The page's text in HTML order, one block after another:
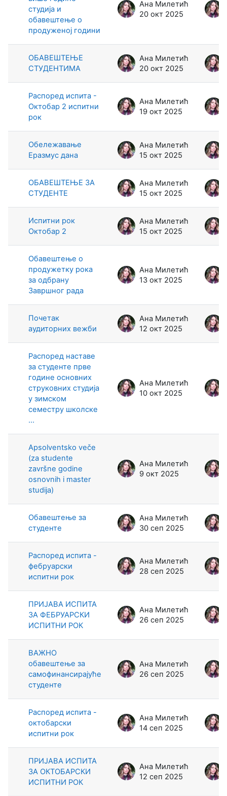
студија и
обавештење о
продуженој години
Ана Милетић
20 окт 2025
ОБАВЕШТЕЊЕ
СТУДЕНТИМА
Ана Милетић
20 окт 2025
Распоред испита -
Октобар 2 испитни
рок
Ана Милетић
19 окт 2025
Обележавање
Еразмус дана
Ана Милетић
15 окт 2025
ОБАВЕШТЕЊЕ ЗА
СТУДЕНТЕ
Ана Милетић
15 окт 2025
Испитни рок
Октобар 2
Ана Милетић
15 окт 2025
Обавештење о
продужетку рока
за одбрану
Завршног рада
Ана Милетић
13 окт 2025
Почетак
аудиторних вежби
Ана Милетић
12 окт 2025
Распоред наставе
за студенте прве
године основних
струковних студија
у зимском
семестру школске
...
Ана Милетић
10 окт 2025
Apsolventsko veče
(za studente
završne godine
osnovnih i master
studija)
Ана Милетић
9 окт 2025
Обавештење за
студенте
Ана Милетић
30 сеп 2025
Распоред испита -
фебруарски
испитни рок
Ана Милетић
28 сеп 2025
ПРИЈАВА ИСПИТА
ЗА ФЕБРУАРСКИ
ИСПИТНИ РОК
Ана Милетић
26 сеп 2025
ВАЖНО
обавештење за
самофинансирајуће
студенте
Ана Милетић
26 сеп 2025
Распоред испита -
октобарски
испитни рок
Ана Милетић
14 сеп 2025
ПРИЈАВА ИСПИТА
ЗА ОКТОБАРСКИ
ИСПИТНИ РОК
Ана Милетић
12 сеп 2025